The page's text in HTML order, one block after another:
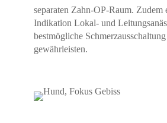
separaten Zahn-OP-Raum. Zudem
Indikation Lokal- und
bestmögliche
gewährleisten.